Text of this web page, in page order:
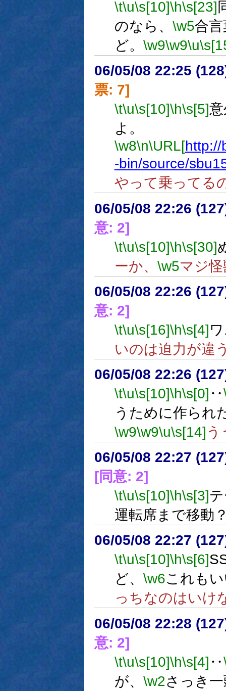
\t\u\s[10]\h\s[23]
のなら、 \w5合
ど。 \w9\w9\u
06/05/08 22:25
票: 7]
\t\u\s[10]\h\s[5]
よ。
\w8\n\URL[http://
-bin/source/
やって乗ってる
06/05/08 22:26
意: 2]
\t\u\s[10]\h\s[30]
ーか、 \w5マジ
06/05/08 22:26
意: 2]
\t\u\s[16]\h\s[4]
いのは迫力が違
06/05/08 22:26
\t\u\s[10]\h\s[0] ‥
うために作られ
\w9\w9\u\s[14]
06/05/08 22:27
[同意: 2]
\t\u\s[10]\h\s[3]
運転席まで移動
06/05/08 22:27
\t\u\s[10]\h\s[6]
ど、 \w6これも
っちなのはいけ
06/05/08 22:28
意: 2]
\t\u\s[10]\h\s[4] ‥
が、 \w2さっき